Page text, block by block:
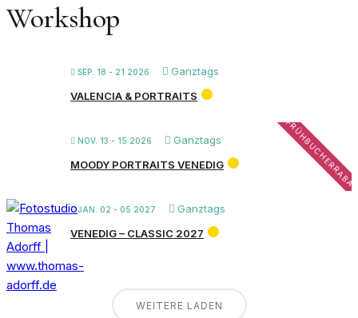
Workshop
SEP. 18 - 21 2026
Ganztags
VALENCIA & PORTRAITS
NOV. 13 - 15 2026 Ganztags
MOODY PORTRAITS VENEDIG
JAN. 02 - 05 2027
Ganztags
VENEDIG – CLASSIC 2027
WEITERE LADEN